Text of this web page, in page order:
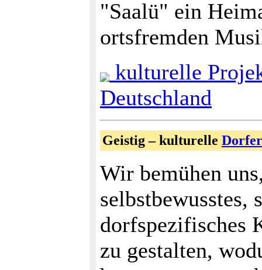
"Saalü" ein
ortsfremden
kulturelle
Deutschland
Geistig – kulturelle
Wir bemühen
selbstbewusstes,
dorfspezifisches
zu gestalten,